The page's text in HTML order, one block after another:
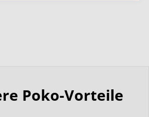
Poko-Vorteile